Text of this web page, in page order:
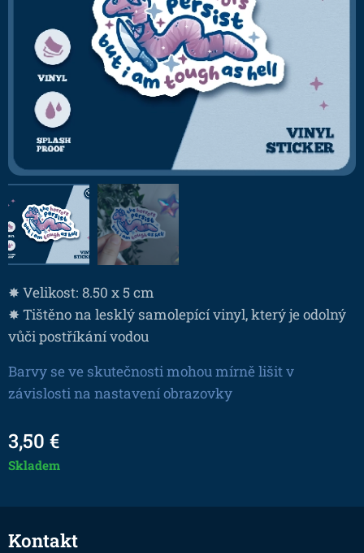
✸ Velikost: 8.50 x 5 cm
✸ Tištěno na lesklý samolepící vinyl, který je odolný
vůči postříkání vodou
Barvy se ve skutečnosti mohou mírně lišit v
závislosti na nastavení obrazovky
3,50 €
Skladem
Kontakt